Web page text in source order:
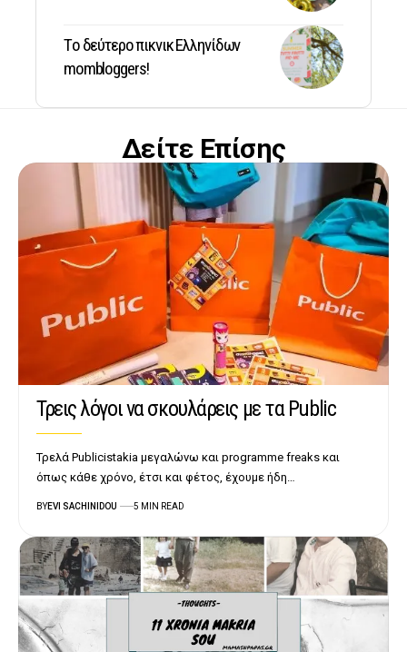
Tο δεύτερο πικνικ Ελληνίδων
mombloggers!
Δείτε Επίσης
Τρεις λόγοι να σκουλάρεις με τα Public
Τρελά Publicistakia μεγαλώνω και programme freaks και
όπως κάθε χρόνο, έτσι και φέτος, έχουμε ήδη…
BYEVI SACHINIDOU 5 MIN READ